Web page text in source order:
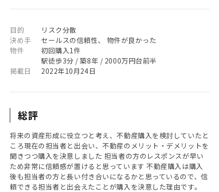
目的
リスク分散
決め手
セールスの信頼性、 物件が良かった
物件
初回購入1件
駅徒歩3分 / 築8年 / 2000万円台前半
掲載日
2022年10月24日
総評
将来の資産形成に役立つと考え、不動産購入を検討していたと
ころ現在の担当者と出会い、不動産のメリット・デメリットを
聞きつつ購入を決意しました 担当者の方のレスポンスが早い
ため非常に信頼感が置けると思っています 不動産購入は購入
後も担当者の方と長い付き合いになるかと思っているので、信
頼できる担当者と出会えたことが購入を決意した理由です。